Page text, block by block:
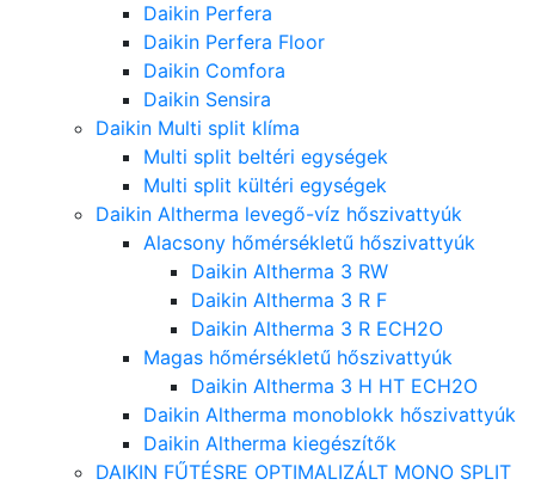
Daikin Perfera
Daikin Perfera Floor
Daikin Comfora
Daikin Sensira
Daikin Multi split klíma
Multi split beltéri egységek
Multi split kültéri egységek
Daikin Altherma levegő-víz hőszivattyúk
Alacsony hőmérsékletű hőszivattyúk
Daikin Altherma 3 RW
Daikin Altherma 3 R F
Daikin Altherma 3 R ECH2O
Magas hőmérsékletű hőszivattyúk
Daikin Altherma 3 H HT ECH2O
Daikin Altherma monoblokk hőszivattyúk
Daikin Altherma kiegészítők
DAIKIN FŰTÉSRE OPTIMALIZÁLT MONO SPLIT